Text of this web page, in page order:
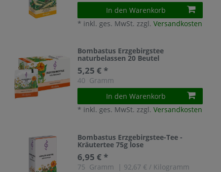
In den Warenkorb
* inkl. ges. MwSt. zzgl.Versandkosten
Bombastus Erzgebirgstee
naturbelassen 20 Beutel
5,25 € *
40 Gramm
In den Warenkorb
* inkl. ges. MwSt. zzgl.Versandkosten
Bombastus Erzgebirgstee-Tee -
Kräutertee 75g lose
6,95 € *
75 Gramm
| 92,67 € / Kilogramm